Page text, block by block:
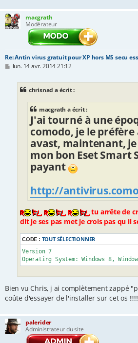
macgrath
Modérateur
Re: Antin virus gratuit pour XP hors MS secu
M
lun. 14 avr. 2014 21:12
chrisnad a écrit :
macgrath a écrit :
J'ai tourné à une
comodo, je le
avast, maintenant, je
mon bon Eset Smart
payant
http://
tu arrête de
dit je ses pas met je crois pas qu il
CODE : TOUT SÉLECTIONNER
Version 7
Operating System: Windows 8,
Bien vu Chris, j ai complètement zappé
coûte d'essayer de l'installer sur cet os !!!!!
palerider
Administrateur du site